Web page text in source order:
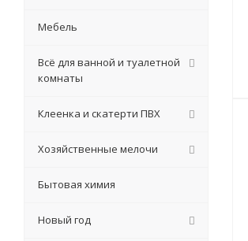
Мебель
Всё для ванной и туалетной
комнаты
Клеенка и скатерти ПВХ
Хозяйственные мелочи
Бытовая химия
Новый год